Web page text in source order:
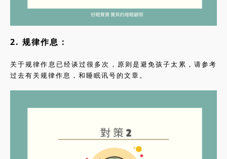
2. 规律作息：
关于规律作息已经谈过很多次，原则是避免孩子太累，请参考
过去有关规律作息，和睡眠讯号的文章。